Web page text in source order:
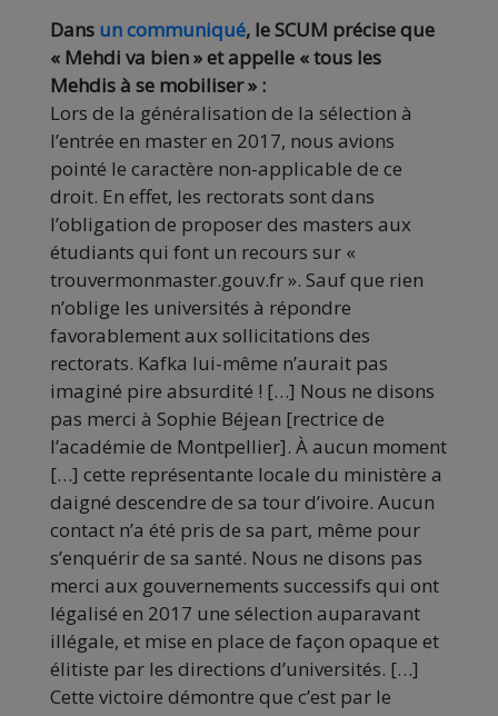
Dans un communiqué, le SCUM précise que
« Mehdi va bien » et appelle « tous les
Mehdis à se mobiliser » :
Lors de la généralisation de la sélection à
l’entrée en master en 2017, nous avions
pointé le caractère non-applicable de ce
droit. En effet, les rectorats sont dans
l’obligation de proposer des masters aux
étudiants qui font un recours sur «
trouvermonmaster.gouv.fr ». Sauf que rien
n’oblige les universités à répondre
favorablement aux sollicitations des
rectorats. Kafka lui-même n’aurait pas
imaginé pire absurdité ! […] Nous ne disons
pas merci à Sophie Béjean [rectrice de
l’académie de Montpellier]. À aucun moment
[…] cette représentante locale du ministère a
daigné descendre de sa tour d’ivoire. Aucun
contact n’a été pris de sa part, même pour
s’enquérir de sa santé. Nous ne disons pas
merci aux gouvernements successifs qui ont
légalisé en 2017 une sélection auparavant
illégale, et mise en place de façon opaque et
élitiste par les directions d’universités. […]
Cette victoire démontre que c’est par le